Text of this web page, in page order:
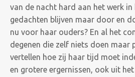
van de nacht hard aan het werk
gedachten blijven maar door en
nu voor haar ouders? En al het
degenen die zelf niets doen maar
vertellen hoe zij haar tijd moet
en grotere ergernissen, ook uit